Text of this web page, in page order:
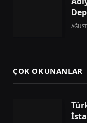
ÇOK OKUNANLAR